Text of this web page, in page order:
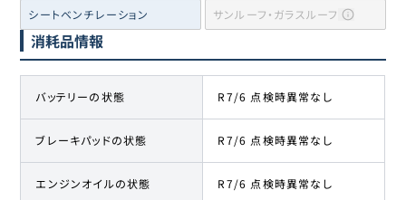
シートベンチレーション サンルーフ・ガラスルーフ
消耗品情報
バッテリーの状態 R7/6 点検時異常なし
ブレーキパッドの状態 R7/6 点検時異常なし
エンジンオイルの状態 R7/6 点検時異常なし